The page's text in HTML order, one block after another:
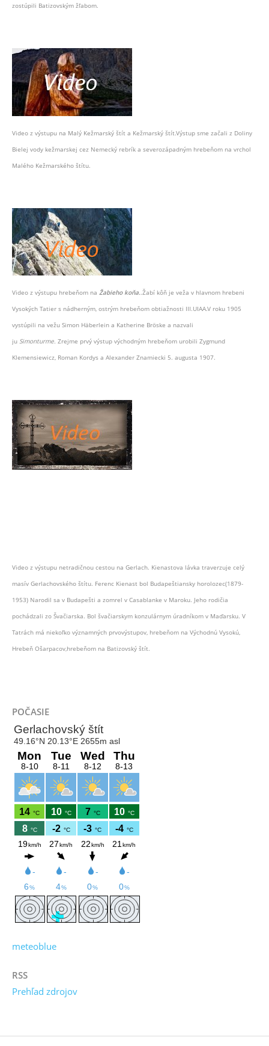
zostúpili Batizovským žľabom.
Video z výstupu na Malý Kežmarský štít a Kežmarský štít.Výstup sme začali z Doliny
Bielej vody kežmarskej cez Nemecký rebrík a severozápadným hrebeňom na vrchol
Malého Kežmarského štítu.
Video z výstupu hrebeňom na Žabieho koňa..Žabí kôň je veža v hlavnom hrebeni
Vysokých Tatier s nádherným, ostrým hrebeňom obtiažnosti III.UIAA.V roku 1905
vystúpili na vežu Simon Häberlein a Katherine Bröske a nazvali
ju Simonturme. Zrejme prvý výstup východným hrebeňom urobili Zygmund
Klemensiewicz, Roman Kordys a Alexander Znamiecki 5. augusta 1907.
Video z výstupu netradičnou cestou na Gerlach. Kienastova lávka traverzuje celý
masív Gerlachovského štítu. Ferenc Kienast bol Budapeštiansky horolozec(1879-
1953) Narodil sa v Budapešti a zomrel v Casablanke v Maroku. Jeho rodičia
pochádzali zo Švačiarska. Bol švačiarskym konzulárnym úradníkom v Maďarsku. V
Tatrách má niekoľko významných prvovýstupov, hrebeňom na Východnú Vysokú,
Hrebeň Ošarpacov,hrebeňom na Batizovský štít.
POČASIE
meteoblue
RSS
Prehľad zdrojov